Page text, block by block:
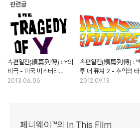
관련글
속편열전(續篇列傳) : Y의
비극 - 미국 미스터리
소설의 정수
2013.06.06
속편열전(續篇列傳) :
투 더 퓨쳐 2 - 추억의 타
패러독스 영화
2012.09.13
페니웨이™의 In This Film